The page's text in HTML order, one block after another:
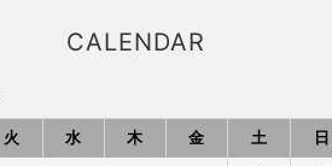
CALENDAR
火 水 木 金 土 日